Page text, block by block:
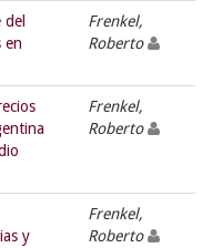
en
Frenkel,
Roberto
Frenkel,
Roberto
y
Frenkel,
Roberto